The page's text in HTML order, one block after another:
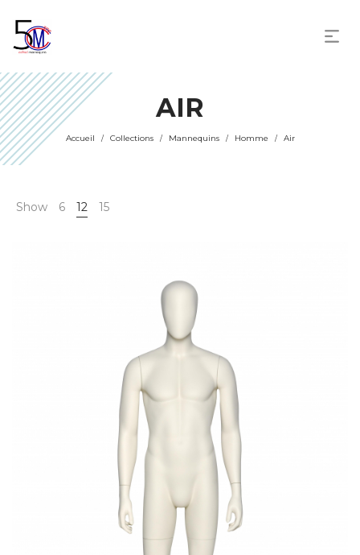
AIR
Accueil / Collections / Mannequins / Homme / Air
Show 6 12 15